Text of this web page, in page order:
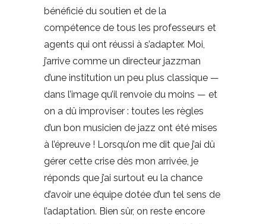
bénéficié du soutien et de la
compétence de tous les professeurs et
agents qui ont réussi à s’adapter. Moi,
j’arrive comme un directeur jazzman
d’une institution un peu plus classique —
dans l’image qu’il renvoie du moins — et
on a dû improviser : toutes les règles
d’un bon musicien de jazz ont été mises
à l’épreuve ! Lorsqu’on me dit que j’ai dû
gérer cette crise dès mon arrivée, je
réponds que j’ai surtout eu la chance
d’avoir une équipe dotée d’un tel sens de
l’adaptation. Bien sûr, on reste encore